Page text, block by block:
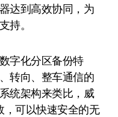
达到高效协同，为
持。
字化分区备份特
转向、整车通信的
统架构来类比，威
，可以快速安全的无